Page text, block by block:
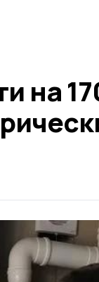
на